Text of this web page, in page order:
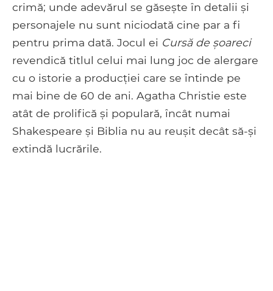
crimă; unde adevărul se găsește în detalii și
personajele nu sunt niciodată cine par a fi
pentru prima dată. Jocul ei Cursă de şoareci
revendică titlul celui mai lung joc de alergare
cu o istorie a producției care se întinde pe
mai bine de 60 de ani. Agatha Christie este
atât de prolifică și populară, încât numai
Shakespeare și Biblia nu au reușit decât să-și
extindă lucrările.